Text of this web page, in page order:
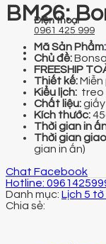
Điện thoại
0961 425 999
BM26:
Mã Sản Phẩm:
Chủ đề:
FREESHIP
Thiết kế:
Kiểu lịch: treo
Chất liệu:giấy
Kích thước:
Thời gian in
Thời gian
gian in ấn)
Chat Facebook
Hotline:
Danh mục: Lịch 5